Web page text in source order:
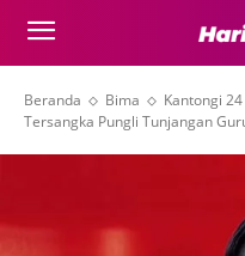
Beranda Bima
Kantongi
Tersangka Pungli Tunjangan